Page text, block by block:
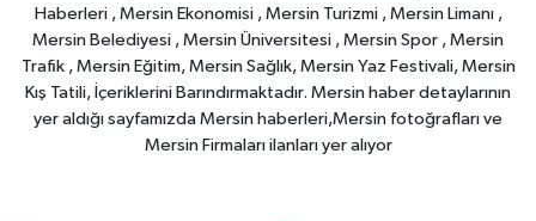
Haberleri , Mersin Ekonomisi , Mersin Turizmi , Mersin Limanı ,
Mersin Belediyesi , Mersin Üniversitesi , Mersin Spor , Mersin
Trafik , Mersin Eğitim, Mersin Sağlık, Mersin Yaz Festivali, Mersin
Kış Tatili, İçeriklerini Barındırmaktadır. Mersin haber detaylarının
yer aldığı sayfamızda Mersin haberleri,Mersin fotoğrafları ve
Mersin Firmaları ilanları yer alıyor